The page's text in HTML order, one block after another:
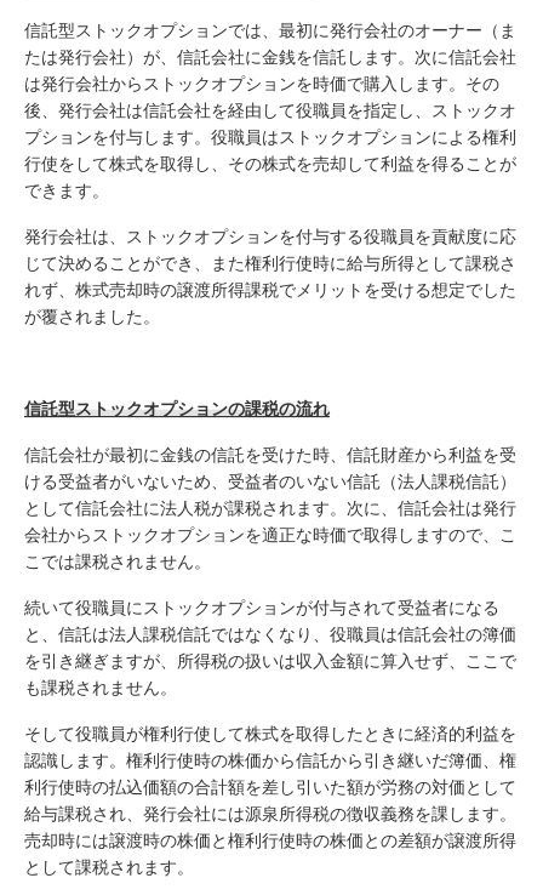
信託型ストックオプションでは、最初に発行会社のオーナー（ま
たは発行会社）が、信託会社に金銭を信託します。次に信託会社
は発行会社からストックオプションを時価で購入します。その
後、発行会社は信託会社を経由して役職員を指定し、ストックオ
プションを付与します。役職員はストックオプションによる権利
行使をして株式を取得し、その株式を売却して利益を得ることが
できます。
発行会社は、ストックオプションを付与する役職員を貢献度に応
じて決めることができ、また権利行使時に給与所得として課税さ
れず、株式売却時の譲渡所得課税でメリットを受ける想定でした
が覆されました。
信託型ストックオプションの課税の流れ
信託会社が最初に金銭の信託を受けた時、信託財産から利益を受
ける受益者がいないため、受益者のいない信託（法人課税信託）
として信託会社に法人税が課税されます。次に、信託会社は発行
会社からストックオプションを適正な時価で取得しますので、こ
こでは課税されません。
続いて役職員にストックオプションが付与されて受益者になる
と、信託は法人課税信託ではなくなり、役職員は信託会社の簿価
を引き継ぎますが、所得税の扱いは収入金額に算入せず、ここで
も課税されません。
そして役職員が権利行使して株式を取得したときに経済的利益を
認識します。権利行使時の株価から信託から引き継いだ簿価、権
利行使時の払込価額の合計額を差し引いた額が労務の対価として
給与課税され、発行会社には源泉所得税の徴収義務を課します。
売却時には譲渡時の株価と権利行使時の株価との差額が譲渡所得
として課税されます。